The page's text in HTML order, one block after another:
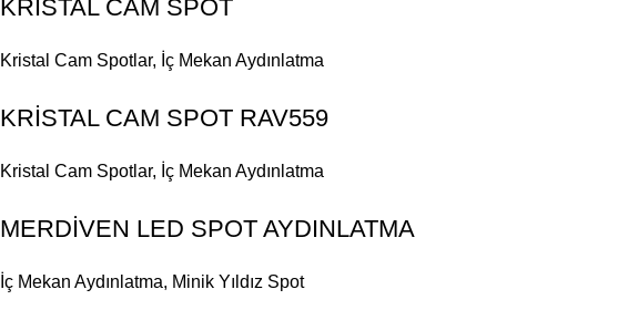
KRİSTAL CAM SPOT
Kristal Cam Spotlar, İç Mekan Aydınlatma
KRİSTAL CAM SPOT RAV559
Kristal Cam Spotlar, İç Mekan Aydınlatma
MERDİVEN LED SPOT AYDINLATMA
İç Mekan Aydınlatma, Minik Yıldız Spot